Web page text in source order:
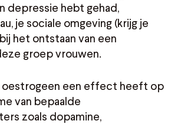
depressie hebt gehad,
je sociale omgeving (krijg je
het ontstaan van een
groep vrouwen.
een effect heeft op
van bepaalde
zoals dopamine,